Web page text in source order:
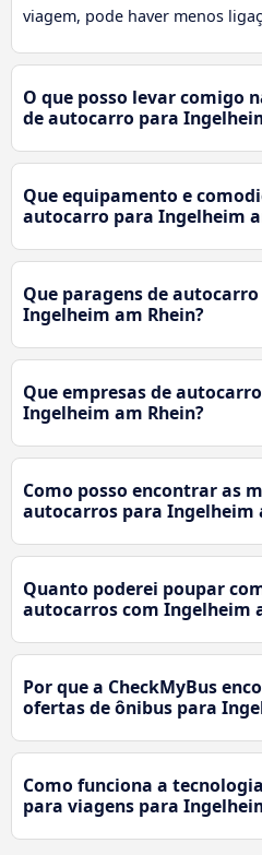
viagem, pode haver menos
O que posso levar comigo
de autocarro para
Que equipamento e
autocarro para Ingelheim
Que paragens de
Ingelheim am Rhein?
Que empresas de
Ingelheim am Rhein?
Como posso encontrar as
autocarros para Ingelheim
Quanto poderei poupar
autocarros com Ingelheim
Por que a CheckMyBus
ofertas de ônibus para
Como funciona a
para viagens para